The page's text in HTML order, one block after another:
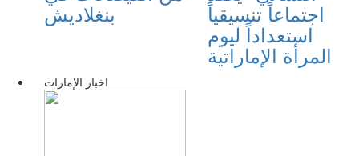
بنغلاديش اجتماعاً تنسيقياً
استعداداً ليوم
المرأة الإماراتية
اخبار الإمارات